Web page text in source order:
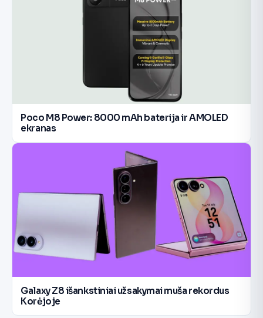
Poco M8 Power: 8000 mAh baterija ir AMOLED
ekranas
Galaxy Z8 išankstiniai užsakymai muša rekordus
Korėjoje